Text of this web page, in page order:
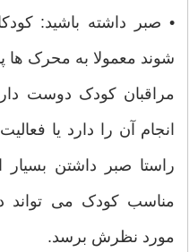
• صبر داشته باشید:
شوند معمولا به محرک
مراقبان کودک دوست
انجام آن را دارد یا
راستا صبر داشتن بسیار
مناسب کودک می تواند
مورد نظرش برسد.